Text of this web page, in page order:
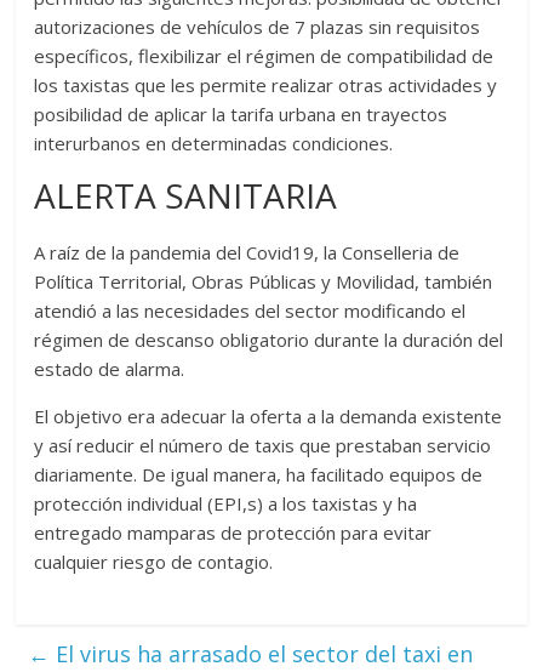
autorizaciones de vehículos de 7 plazas sin requisitos
específicos, flexibilizar el régimen de compatibilidad de
los taxistas que les permite realizar otras actividades y
posibilidad de aplicar la tarifa urbana en trayectos
interurbanos en determinadas condiciones.
ALERTA SANITARIA
A raíz de la pandemia del Covid19, la Conselleria de
Política Territorial, Obras Públicas y Movilidad, también
atendió a las necesidades del sector modificando el
régimen de descanso obligatorio durante la duración del
estado de alarma.
El objetivo era adecuar la oferta a la demanda existente
y así reducir el número de taxis que prestaban servicio
diariamente. De igual manera, ha facilitado equipos de
protección individual (EPI,s) a los taxistas y ha
entregado mamparas de protección para evitar
cualquier riesgo de contagio.
← El virus ha arrasado el sector del taxi en